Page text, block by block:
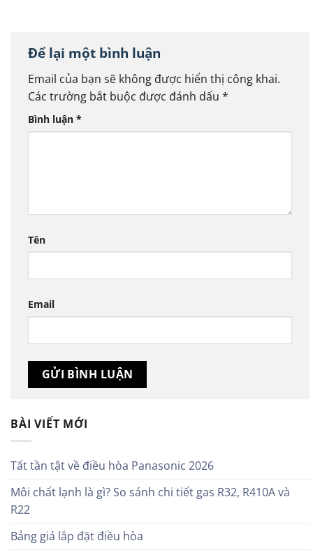
BÀI VIẾT MỚI
Tất tần tật về điều hòa Panasonic 2026
Môi chất lạnh là gì? So sánh chi tiết gas R32, R410A và
R22
Bảng giá lắp đặt điều hòa
Để lại một bình luận
Email của bạn sẽ không được hiển thị công khai.
Các trường bắt buộc được đánh dấu *
Bình luận *
Tên
Email